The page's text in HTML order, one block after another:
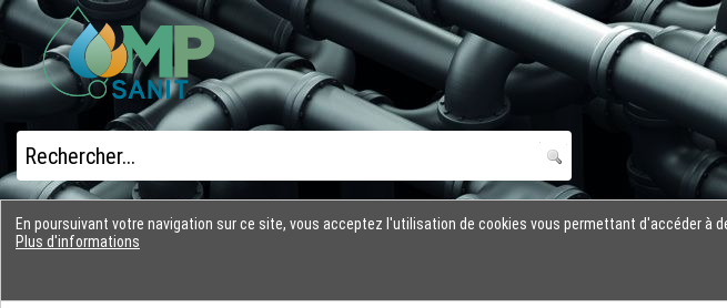
En poursuivant votre navigation sur ce site, vous acceptez l'utilisation de cookies vous permettant d'accéder
Plus d'informations